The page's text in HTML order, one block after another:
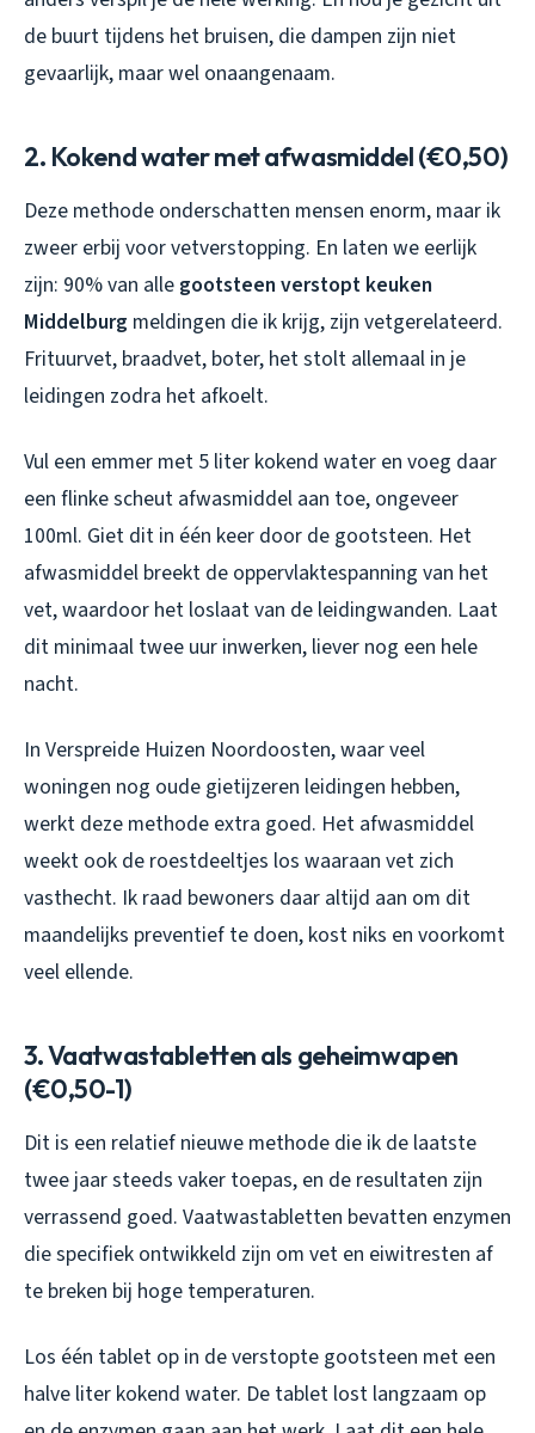
de buurt tijdens het bruisen, die dampen zijn niet
gevaarlijk, maar wel onaangenaam.
2. Kokend water met afwasmiddel (€0,50)
Deze methode onderschatten mensen enorm, maar ik
zweer erbij voor vetverstopping. En laten we eerlijk
zijn: 90% van alle gootsteen verstopt keuken
Middelburg meldingen die ik krijg, zijn vetgerelateerd.
Frituurvet, braadvet, boter, het stolt allemaal in je
leidingen zodra het afkoelt.
Vul een emmer met 5 liter kokend water en voeg daar
een flinke scheut afwasmiddel aan toe, ongeveer
100ml. Giet dit in één keer door de gootsteen. Het
afwasmiddel breekt de oppervlaktespanning van het
vet, waardoor het loslaat van de leidingwanden. Laat
dit minimaal twee uur inwerken, liever nog een hele
nacht.
In Verspreide Huizen Noordoosten, waar veel
woningen nog oude gietijzeren leidingen hebben,
werkt deze methode extra goed. Het afwasmiddel
weekt ook de roestdeeltjes los waaraan vet zich
vasthecht. Ik raad bewoners daar altijd aan om dit
maandelijks preventief te doen, kost niks en voorkomt
veel ellende.
3. Vaatwastabletten als geheimwapen
(€0,50-1)
Dit is een relatief nieuwe methode die ik de laatste
twee jaar steeds vaker toepas, en de resultaten zijn
verrassend goed. Vaatwastabletten bevatten enzymen
die specifiek ontwikkeld zijn om vet en eiwitresten af
te breken bij hoge temperaturen.
Los één tablet op in de verstopte gootsteen met een
halve liter kokend water. De tablet lost langzaam op